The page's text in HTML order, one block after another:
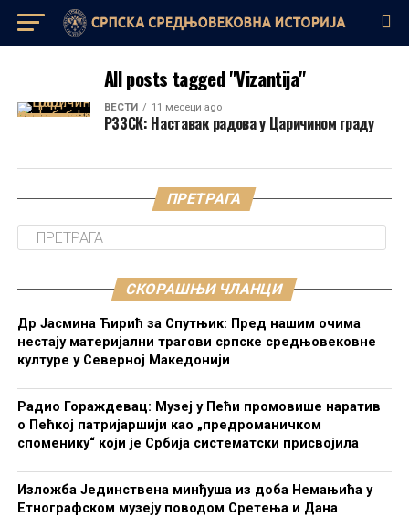
All posts tagged "Vizantija"
ВЕСТИ 11 месеци ago
РЗЗСК: Наставак радова у Царичином граду
ПРЕТРАГА
СКОРАШЊИ ЧЛАНЦИ
Др Јасмина Ћирић за Спутњик: Пред нашим очима
нестају материјални трагови српске средњовековне
културе у Северној Македонији
Радио Гораждевац: Музеј у Пећи промовише наратив
о Пећкој патријаршији као „предроманичком
споменику“ који је Србија систематски присвојила
Изложба Јединствена минђуша из доба Немањића у
Етнографском музеју поводом Сретења и Дана